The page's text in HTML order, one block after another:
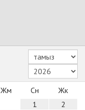
Жм Сн
Жк
1
2